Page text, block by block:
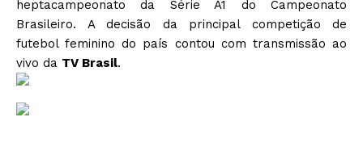
heptacampeonato da Série A1 do Campeonato
Brasileiro. A decisão da principal competição de
futebol feminino do país contou com transmissão ao
vivo da TV Brasil.